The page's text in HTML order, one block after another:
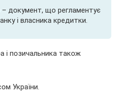
– документ, що регламентує
і власника кредитки.
і позичальника також
України.